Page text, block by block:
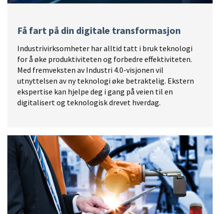
Få fart på din digitale transformasjon
Industrivirksomheter har alltid tatt i bruk teknologi
for å øke produktiviteten og forbedre effektiviteten.
Med fremveksten av Industri 4.0-visjonen vil
utnyttelsen av ny teknologi øke betraktelig. Ekstern
ekspertise kan hjelpe deg i gang på veien til en
digitalisert og teknologisk drevet hverdag.